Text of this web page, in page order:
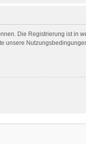
Die Registrierung ist
unsere